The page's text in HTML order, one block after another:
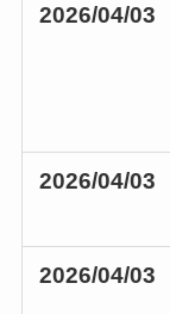
2026/04/03
2026/04/03
2026/04/03